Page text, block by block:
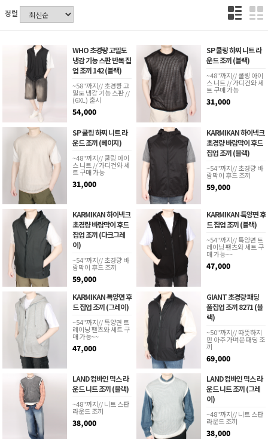
정렬
WHO 초경량 고밀도
냉감 기능 스판 반목 집
업 조끼 142 (블랙)
~58"까지// 초경량 고
밀도 냉감 기능 스판 //
(6XL) 출시
54,000
SP 쿨링 하찌 니트 라
운드 조끼 (블랙)
~48"까지// 쿨링 아이
스 니트 // 가디건와 세
트 구매 가능
31,000
SP 쿨링 하찌 니트 라
운드 조끼 (베이지)
~48"까지// 쿨링 아이
스 니트 // 가디건와 세
트 구매 가능
31,000
KARMIKAN 하이넥크
초경량 바람막이 후드
집업 조끼 (블랙)
~54"까지// 초경량 바
람막이 후드 조끼
59,000
KARMIKAN 하이넥크
초경량 바람막이 후드
집업 조끼 (다크그레
이)
~54"까지// 초경량 바
람막이 후드 조끼
59,000
KARMIKAN 특양면 후
드 집업 조끼 (블랙)
~54"까지// 특양면 트
레이닝 팬츠와 세트 구
매 가능~~
47,000
KARMIKAN 특양면 후
드 집업 조끼 (그레이)
~54"까지// 특양면 트
레이닝 팬츠와 세트 구
매 가능~~
47,000
GIANT 초경량 패딩
풀집업 조끼 8271 (블
랙)
~50"까지// 따뜻하지
만 아주 가벼운 패딩 조
끼
69,000
LAND 컴바인 믹스 라
운드 니트 조끼 (블랙)
~48"까지// 니트 스판
라운드 조끼
38,000
LAND 컴바인 믹스 라
운드 니트 조끼 (그레
이)
~48"까지// 니트 스판
라운드 조끼
38,000